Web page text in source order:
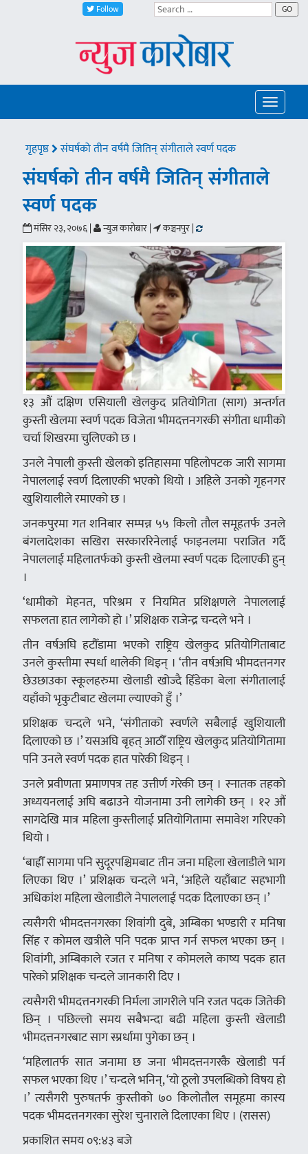
Follow GO
Toggle
गृहपृष्ठ संघर्षको तीन वर्षमै जितिन् संगीताले स्वर्ण पदक
संघर्षको तीन वर्षमै जितिन् संगीताले
स्वर्ण पदक
मंसिर २३, २०७६ | न्युज कारोबार | कञ्चनपुर |
१३ औं दक्षिण एसियाली खेलकुद प्रतियोगिता (साग) अन्तर्गत
कुस्ती खेलमा स्वर्ण पदक विजेता भीमदत्तनगरकी संगीता धामीको
चर्चा शिखरमा चुलिएको छ ।
उनले नेपाली कुस्ती खेलको इतिहासमा पहिलोपटक जारी सागमा
नेपाललाई स्वर्ण दिलाएकी भएको थियो । अहिले उनको गृहनगर
खुशियालीले रमाएको छ ।
जनकपुरमा गत शनिबार सम्पन्न ५५ किलो तौल समूहतर्फ उनले
बंगलादेशका सखिरा सरकाररिनेलाई फाइनलमा पराजित गर्दै
नेपाललाई महिलातर्फको कुस्ती खेलमा स्वर्ण पदक दिलाएकी हुन्
।
‘धामीको मेहनत, परिश्रम र नियमित प्रशिक्षणले नेपाललाई
सफलता हात लागेको हो ।’ प्रशिक्षक राजेन्द्र चन्दले भने ।
तीन वर्षअघि हटौँडामा भएको राष्ट्रिय खेलकुद प्रतियोगिताबाट
उनले कुस्तीमा स्पर्धा थालेकी थिइन् । ‘तीन वर्षअघि भीमदत्तनगर
छेउछाउका स्कूलहरुमा खेलाडी खोज्दै हिँडेका बेला संगीतालाई
यहाँको भृकुटीबाट खेलमा ल्याएको हुँ ।’
प्रशिक्षक चन्दले भने, ‘संगीताको स्वर्णले सबैलाई खुशियाली
दिलाएको छ ।’ यसअघि बृहत् आठौँ राष्ट्रिय खेलकुद प्रतियोगितामा
पनि उनले स्वर्ण पदक हात पारेकी थिइन् ।
उनले प्रवीणता प्रमाणपत्र तह उत्तीर्ण गरेकी छन् । स्नातक तहको
अध्ययनलाई अघि बढाउने योजनामा उनी लागेकी छन् । १२ औं
सागदेखि मात्र महिला कुस्तीलाई प्रतियोगितामा समावेश गरिएको
थियो ।
‘बाह्रौँ सागमा पनि सुदूरपश्चिमबाट तीन जना महिला खेलाडीले भाग
लिएका थिए ।’ प्रशिक्षक चन्दले भने, ‘अहिले यहाँबाट सहभागी
अधिकांश महिला खेलाडीले नेपाललाई पदक दिलाएका छन् ।’
त्यसैगरी भीमदत्तनगरका शिवांगी दुबे, अम्बिका भण्डारी र मनिषा
सिंह र कोमल खत्रीले पनि पदक प्राप्त गर्न सफल भएका छन् ।
शिवांगी, अम्बिकाले रजत र मनिषा र कोमलले काष्य पदक हात
पारेको प्रशिक्षक चन्दले जानकारी दिए ।
त्यसैगरी भीमदत्तनगरकी निर्मला जागरीले पनि रजत पदक जितेकी
छिन् । पछिल्लो समय सबैभन्दा बढी महिला कुस्ती खेलाडी
भीमदत्तनगरबाट साग स्प्रर्धामा पुगेका छन् ।
‘महिलातर्फ सात जनामा छ जना भीमदत्तनगरकै खेलाडी पर्न
सफल भएका थिए ।’ चन्दले भनिन्, ‘यो ठूलो उपलब्धिको विषय हो
।’ त्यसैगरी पुरुषतर्फ कुस्तीको ७० किलोतौल समूहमा कास्य
पदक भीमदत्तनगरका सुरेश चुनाराले दिलाएका थिए । (रासस)
प्रकाशित समय ०९:४३ बजे